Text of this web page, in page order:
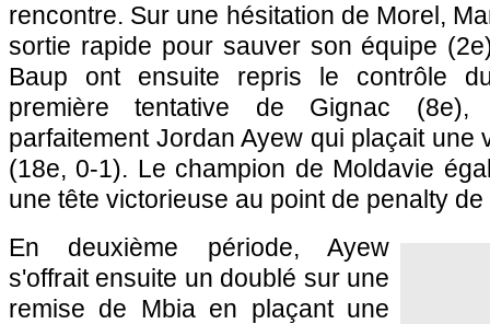
rencontre. Sur une hésitation de Morel,
sortie rapide pour sauver son équipe
Baup ont ensuite repris le contrôle
première tentative de Gignac
parfaitement Jordan Ayew qui plaçait une
(18e, 0-1). Le champion de Moldavie
une tête victorieuse au point de penalty
En deuxième période, Ayew
s'offrait ensuite un doublé sur une
remise de Mbia en plaçant une